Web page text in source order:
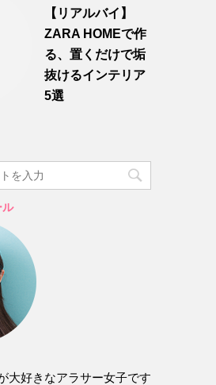
【リアルバイ】
ZARA HOMEで作
る、置くだけで垢
抜けるインテリア
5選
ル
大好きなアラサー女子です